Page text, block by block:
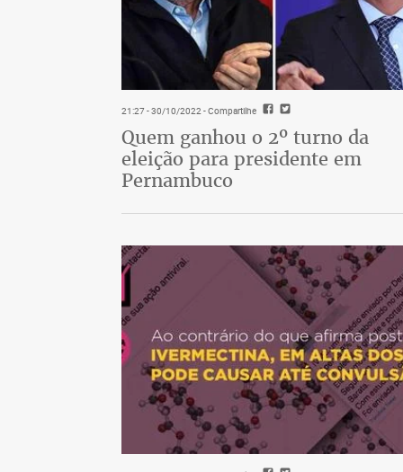
21:27 - 30/10/2022- Compartilhe
Quem ganhou o 2º turno da
eleição para presidente em
Pernambuco